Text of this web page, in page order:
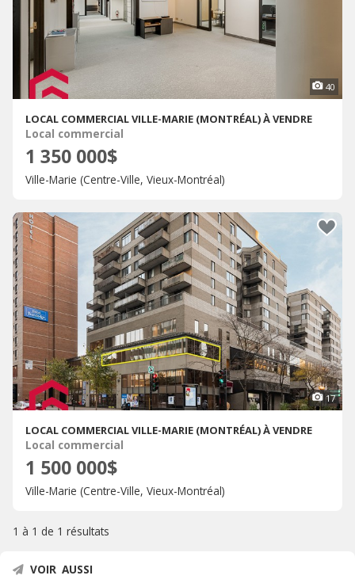
40
LOCAL COMMERCIAL VILLE-MARIE (MONTRÉAL) À VENDRE
Local commercial
1 350 000$
Ville-Marie (Centre-Ville, Vieux-Montréal)
17
LOCAL COMMERCIAL VILLE-MARIE (MONTRÉAL) À VENDRE
Local commercial
1 500 000$
Ville-Marie (Centre-Ville, Vieux-Montréal)
1 à 1 de 1 résultats
VOIR AUSSI